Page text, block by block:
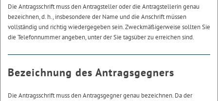
Die Antragsschrift muss den Antragsteller oder die Antragstellerin genau
bezeichnen, d. h., insbesondere der Name und die Anschrift müssen
vollständig und richtig wiedergegeben sein. Zweckmäßigerweise sollten Sie
die Telefonnummer angeben, unter der Sie tagsüber zu erreichen sind.
Bezeichnung des Antragsgegners
Die Antragsschrift muss den Antragsgegner genau bezeichnen. Da der